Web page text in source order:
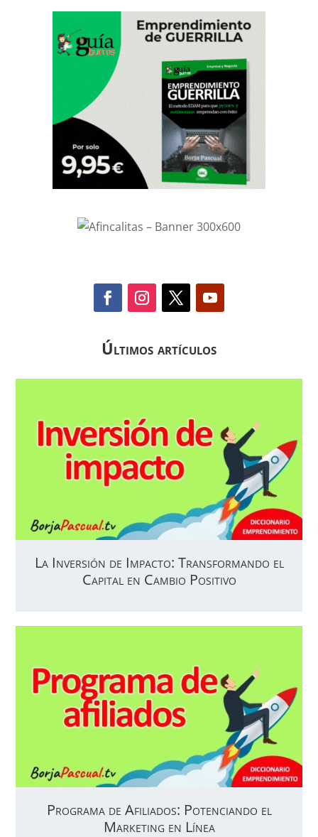
Últimos artículos
La Inversión de Impacto: Transformando el
Capital en Cambio Positivo
Programa de Afiliados: Potenciando el
Marketing en Línea